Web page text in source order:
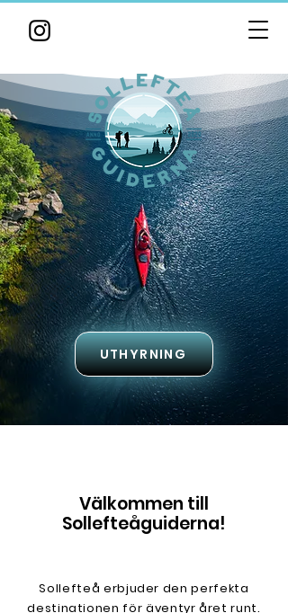
UTHYRNING
Välkommen till
Sollefteåguiderna!
Sollefteå erbjuder den perfekta
destinationen för äventyr året runt.